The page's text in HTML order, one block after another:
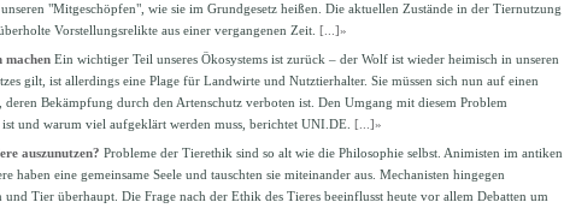
"Mitgeschöpfen", wie sie im Grundgesetz heißen. Die aktuellen Zustände in der Tiernutzung
Vorstellungsrelikte aus einer vergangenen Zeit. [...]»
machen Ein wichtiger Teil unseres Ökosystems ist zurück – der Wolf ist wieder heimisch in unseren
gilt, ist allerdings eine Plage für Landwirte und Nutztierhalter. Sie müssen sich nun auf einen
Bekämpfung durch den Artenschutz verboten ist. Den Umgang mit diesem Problem
ist und warum viel aufgeklärt werden muss, berichtet UNI.DE. [...]»
auszunutzen? Probleme der Tierethik sind so alt wie die Philosophie selbst. Animisten im antiken
haben eine gemeinsame Seele und tauschten sie miteinander aus. Mechanisten hingegen
Tier überhaupt. Die Frage nach der Ethik des Tieres beeinflusst heute vor allem Debatten um